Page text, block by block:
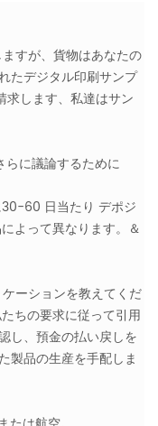
すが、貨物はあなたの
たデジタル印刷サンプ
求します、私達はサン
に議論するために
60 日当たり デポジ
よって異なります。＆
ーションを教えてくだ
ちの要求に従って引用
し、預金の払い戻しを
製品の生産を手配しま